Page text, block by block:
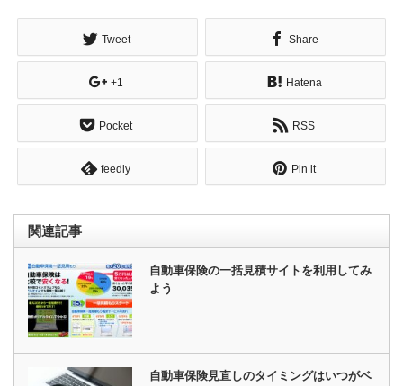
Tweet Share
+1 Hatena
Pocket RSS
feedly Pin it
関連記事
自動車保険の一括見積サイトを利用してみ
よう
自動車保険見直しのタイミングはいつがベ